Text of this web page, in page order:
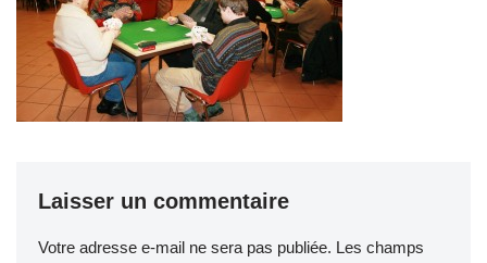
Laisser un commentaire
Votre adresse e-mail ne sera pas publiée. Les champs